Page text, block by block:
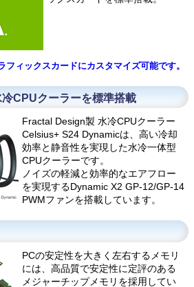
フィックスカードにカスタマイズ可能です。
CPUクーラーを標準搭載
Fractal Design製 水冷CPUクーラー
Celsius+ S24 Dynamicは、高い冷却
効率と静音性を実現した水冷一体型
CPUクーラーです。
ノイズの軽減と効率的なエアフロー
を実現するDynamic X2 GP-12/GP-14
PWMファンを搭載しています。
PCの安定性を大きく左右するメモリ
には、高品質で安定性に定評のある
メジャーチップメモリを採用してい